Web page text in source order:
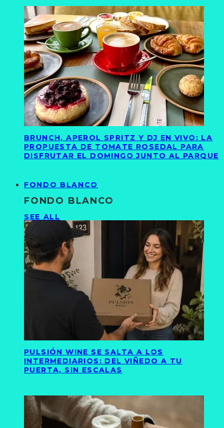
BRUNCH, APEROL SPRITZ Y DJ EN VIVO: LA
PROPUESTA DE TOMATE ROSEDAL PARA
DISFRUTAR EL DOMINGO JUNTO AL PARQUE
FONDO BLANCO
FONDO BLANCO
SEE ALL
PULSIÓN WINE SE SALTA A LOS
INTERMEDIARIOS: DEL VIÑEDO A TU
PUERTA, SIN ESCALAS